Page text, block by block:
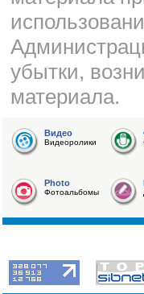
убытки,
материала.
Видео
Видеоролики
Photo
Фотоальбомы